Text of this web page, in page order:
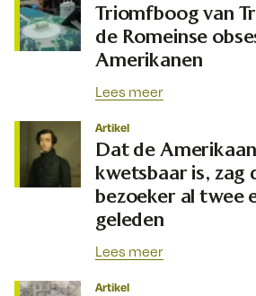
Triomfboog van
de Romeinse
Amerikanen
Lees meer
Artikel
Dat de
kwetsbaar is, zag
bezoeker al twee
geleden
Lees meer
Artikel